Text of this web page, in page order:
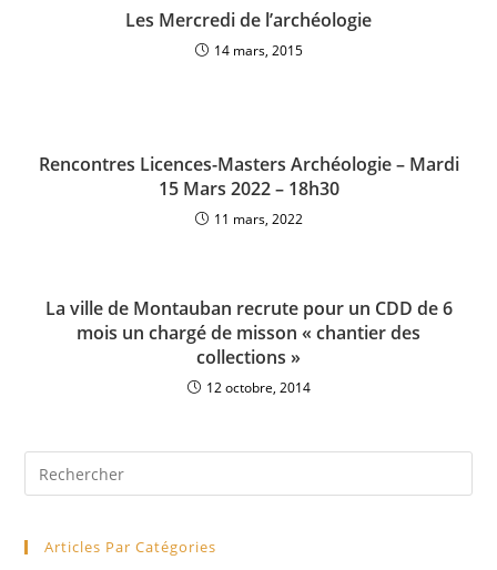
Les Mercredi de l’archéologie
14 mars, 2015
Rencontres Licences-Masters Archéologie – Mardi
15 Mars 2022 – 18h30
11 mars, 2022
La ville de Montauban recrute pour un CDD de 6
mois un chargé de misson « chantier des
collections »
12 octobre, 2014
Articles Par Catégories